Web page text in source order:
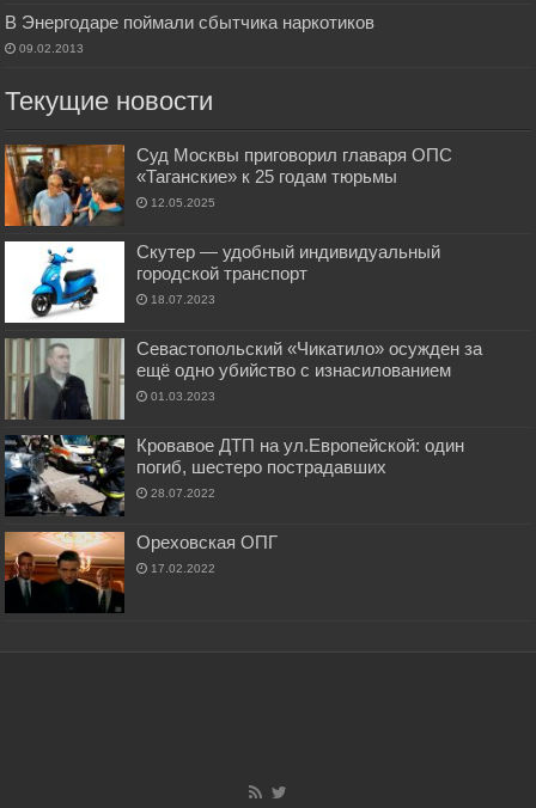
В Энергодаре поймали сбытчика наркотиков
09.02.2013
Текущие новости
Суд Москвы приговорил главаря ОПС
«Таганские» к 25 годам тюрьмы
12.05.2025
Скутер — удобный индивидуальный
городской транспорт
18.07.2023
Севастопольский «Чикатило» осужден за
ещё одно убийство с изнасилованием
01.03.2023
Кровавое ДТП на ул.Европейской: один
погиб, шестеро пострадавших
28.07.2022
Ореховская ОПГ
17.02.2022